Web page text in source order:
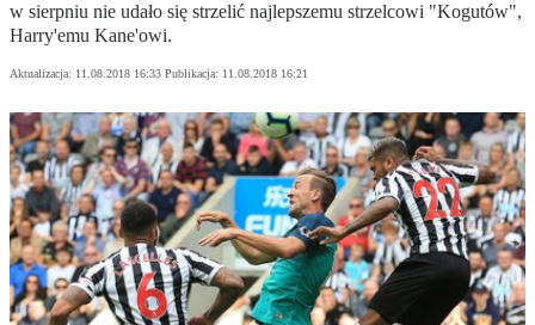
w sierpniu nie udało się strzelić najlepszemu strzelcowi "Kogutów",
Harry'emu Kane'owi.
Aktualizacja: 11.08.2018 16:33 Publikacja: 11.08.2018 16:21